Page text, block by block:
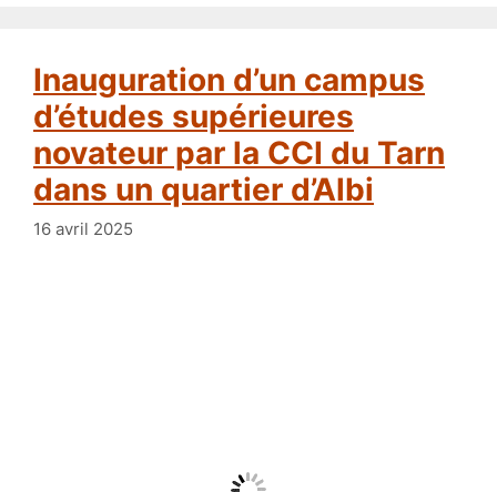
Inauguration d’un campus
d’études supérieures
novateur par la CCI du Tarn
dans un quartier d’Albi
16 avril 2025